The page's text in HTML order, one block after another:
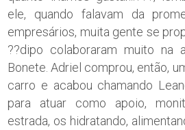
ele, quando falavam da
empresários, muita gente se
??dipo colaboraram muito na
Bonete. Adriel comprou, então,
carro e acabou chamando
para atuar como apoio,
estrada, os hidratando,